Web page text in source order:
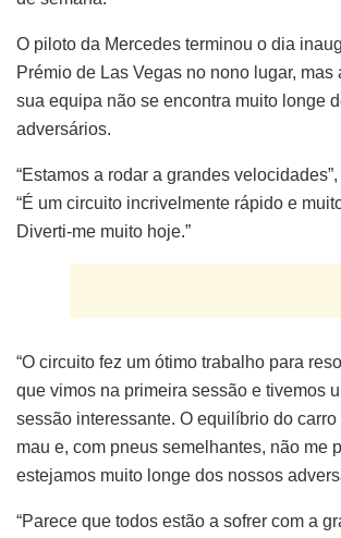
O piloto da Mercedes terminou o dia
Prémio de Las Vegas no nono lugar, mas
sua equipa não se encontra muito longe
adversários.
“Estamos a rodar a grandes
“É um circuito incrivelmente rápido e
Diverti-me muito hoje.”
“O circuito fez um ótimo trabalho para
que vimos na primeira sessão e tivemos
sessão interessante. O equilíbrio do
mau e, com pneus semelhantes, não me
estejamos muito longe dos nossos
“Parece que todos estão a sofrer com a